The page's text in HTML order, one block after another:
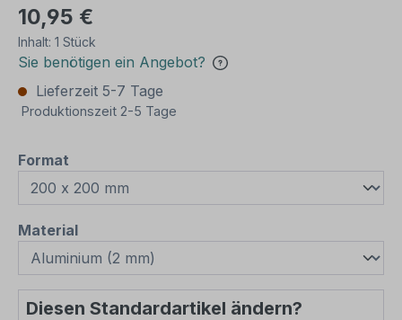
10,95 €
Inhalt: 1 Stück
Sie benötigen ein Angebot?
Lieferzeit 5-7 Tage
Produktionszeit 2-5 Tage
Format
Materialauswählen
Diesen Standardartikel ändern?